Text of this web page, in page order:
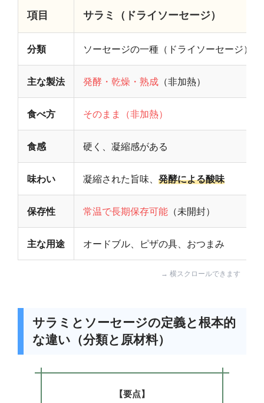
項目 サラミ（ドライソーセージ）
分類 ソーセージの一種（ドライソーセージ）
主な製法 発酵・乾燥・熟成 （非加熱）
食べ方 そのまま（非加熱）
食感 硬く、凝縮感がある
味わい 凝縮された旨味、 発酵による酸味
保存性 常温で長期保存可能 （未開封）
主な用途 オードブル、ピザの具、おつまみ
サラミとソーセージの定義と根本的
な違い（分類と原材料）
【要点】